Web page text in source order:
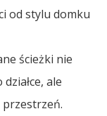
od stylu domku
ścieżki nie
ale